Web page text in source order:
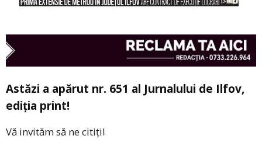
Astăzi a apărut nr. 651 al Jurnalului de Ilfov,
ediția print!
Vă invităm să ne citiți!